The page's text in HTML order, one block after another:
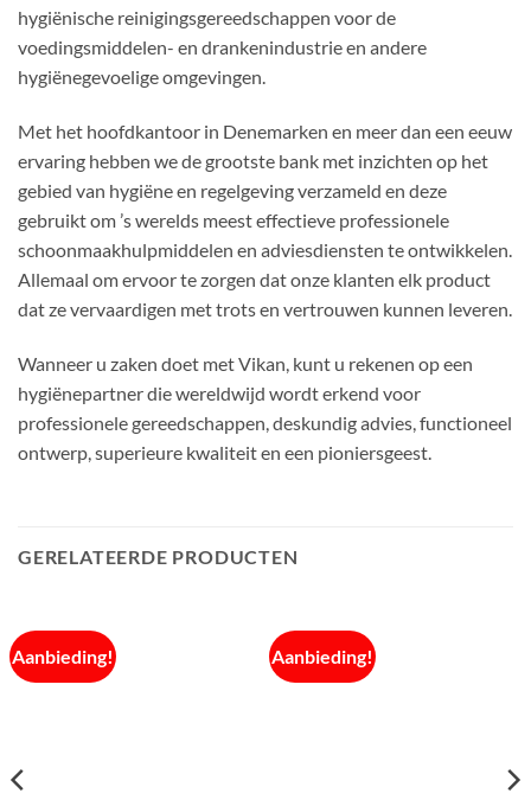
hygiënische reinigingsgereedschappen voor de
voedingsmiddelen- en drankenindustrie en andere
hygiënegevoelige omgevingen.
Met het hoofdkantoor in Denemarken en meer dan een eeuw
ervaring hebben we de grootste bank met inzichten op het
gebied van hygiëne en regelgeving verzameld en deze
gebruikt om ’s werelds meest effectieve professionele
schoonmaakhulpmiddelen en adviesdiensten te ontwikkelen.
Allemaal om ervoor te zorgen dat onze klanten elk product
dat ze vervaardigen met trots en vertrouwen kunnen leveren.
Wanneer u zaken doet met Vikan, kunt u rekenen op een
hygiënepartner die wereldwijd wordt erkend voor
professionele gereedschappen, deskundig advies, functioneel
ontwerp, superieure kwaliteit en een pioniersgeest.
GERELATEERDE PRODUCTEN
Aanbieding! Aanbieding!